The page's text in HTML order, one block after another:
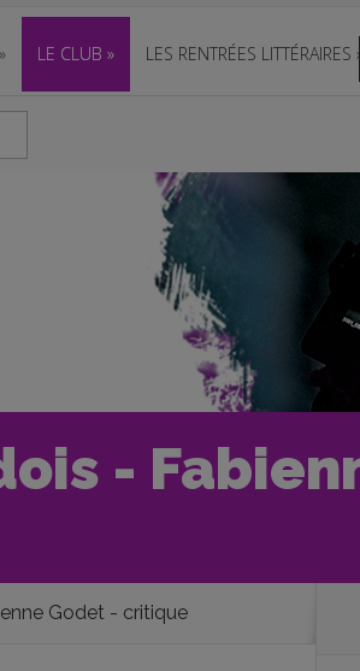
» LE CLUB » LES RENTRÉES LITTÉRAIRES »
-
Godet - critique